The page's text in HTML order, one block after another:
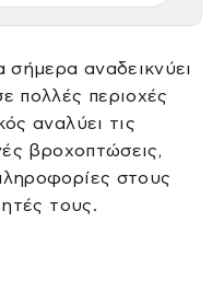
αναδεικνύει
πολλές περιοχές
αναλύει τις
βροχοπτώσεις,
στους
τους.